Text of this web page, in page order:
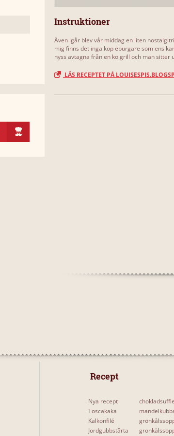
Instruktioner
Även igår blev vår middag en liten
mig finns det inga köp eburgare som ens
nyss avtagna från en kolgrill och man sitter
LÄS RECEPTET PÅ
Recept
Nya recept
Toscakaka
Kalkonfilé
Jordgubbstårta